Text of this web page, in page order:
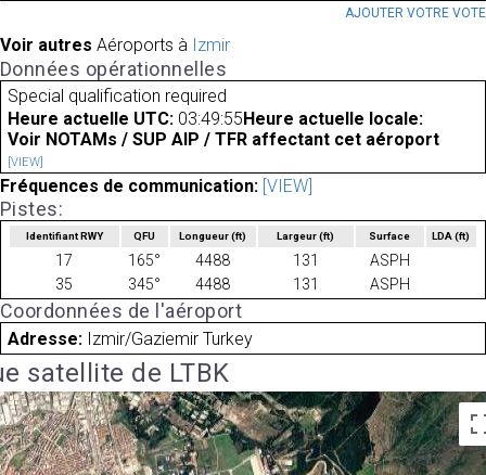
AJOUTER VOTRE VOTE
Voir autres Aéroports à Izmir
Données opérationnelles
Special qualification required
Heure actuelle UTC: 03:49:55 Heure actuelle locale:
Voir NOTAMs / SUP AIP / TFR affectant cet aéroport
[VIEW]
Fréquences de communication: [VIEW]
Pistes:
Identifiant RWY QFU Longueur(ft) Largeur(ft) Surface LDA(ft)
17 165° 4488 131
ASPH
35
345° 4488 131 ASPH
Coordonnées de l'aéroport
Adresse: Izmir/Gaziemir Turkey
satellite de LTBK